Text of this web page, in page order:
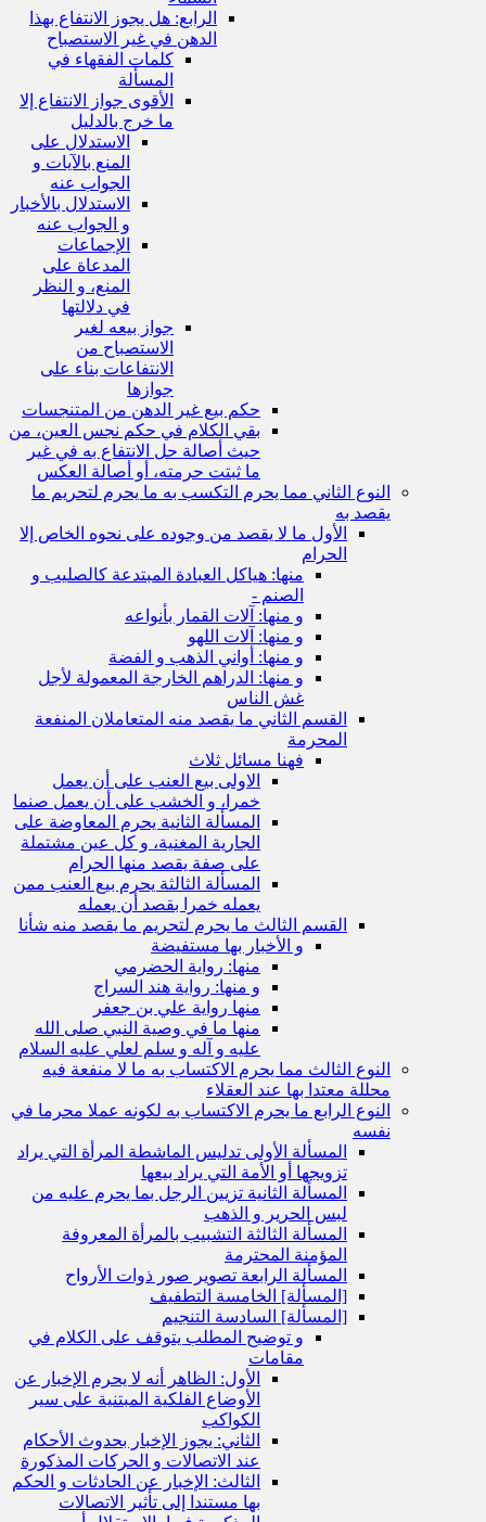
الرابع: هل يجوز الانتفاع بهذا
الدهن في غير الاستصباح
كلمات الفقهاء في
المسألة
الأقوى جواز الانتفاع إلا
ما خرج بالدليل
الاستدلال على
المنع بالآيات و
الجواب عنه
الاستدلال بالأخبار
و الجواب عنه
الإجماعات
المدعاة على
المنع، و النظر
في دلالتها
جواز بيعه لغير
الاستصباح من
الانتفاعات بناء على
جوازها
حكم بيع غير الدهن من المتنجسات
بقي الكلام في حكم نجس العين، من
حيث أصالة حل الانتفاع به في غير
ما ثبتت حرمته، أو أصالة العكس
النوع الثاني مما يحرم التكسب به ما يحرم لتحريم ما
يقصد به
الأول ما لا يقصد من وجوده على نحوه الخاص إلا
الحرام
منها: هياكل العبادة المبتدعة كالصليب و
الصنم -
و منها: آلات القمار بأنواعه
و منها: آلات اللهو
و منها: أواني الذهب و الفضة
و منها: الدراهم الخارجة المعمولة لأجل
غش الناس
القسم الثاني ما يقصد منه المتعاملان المنفعة
المحرمة
فهنا مسائل ثلاث
الاولى بيع العنب على أن يعمل
خمرا، و الخشب على أن يعمل صنما
المسألة الثانية يحرم المعاوضة على
الجارية المغنية، و كل عين مشتملة
على صفة يقصد منها الحرام
المسألة الثالثة يحرم بيع العنب ممن
يعمله خمرا بقصد أن يعمله
القسم الثالث ما يحرم لتحريم ما يقصد منه شأنا
و الأخبار بها مستفيضة
منها: رواية الحضرمي
و منها: رواية هند السراج
منها رواية علي بن جعفر
منها ما في وصية النبي صلى الله
عليه و آله و سلم لعلي عليه السلام
النوع الثالث مما يحرم الاكتساب به ما لا منفعة فيه
محللة معتدا بها عند العقلاء
النوع الرابع ما يحرم الاكتساب به لكونه عملا محرما في
نفسه
المسألة الأولى تدليس الماشطة المرأة التي يراد
تزويجها أو الأمة التي يراد بيعها
المسألة الثانية تزيين الرجل بما يحرم عليه من
لبس الحرير و الذهب
المسألة الثالثة التشبيب بالمرأة المعروفة
المؤمنة المحترمة
المسألة الرابعة تصوير صور ذوات الأرواح
[المسألة] الخامسة التطفيف
[المسألة] السادسة التنجيم
و توضيح المطلب يتوقف على الكلام في
مقامات
الأول: الظاهر أنه لا يحرم الإخبار عن
الأوضاع الفلكية المبتنية على سير
الكواكب
الثاني: يجوز الإخبار بحدوث الأحكام
عند الاتصالات و الحركات المذكورة
الثالث: الإخبار عن الحادثات و الحكم
بها مستندا إلى تأثير الاتصالات